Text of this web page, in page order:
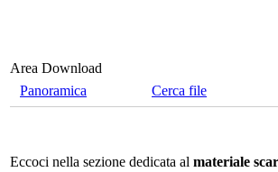
Area Download
Panoramica
Cerca file
Eccoci nella sezione dedicata al materiale